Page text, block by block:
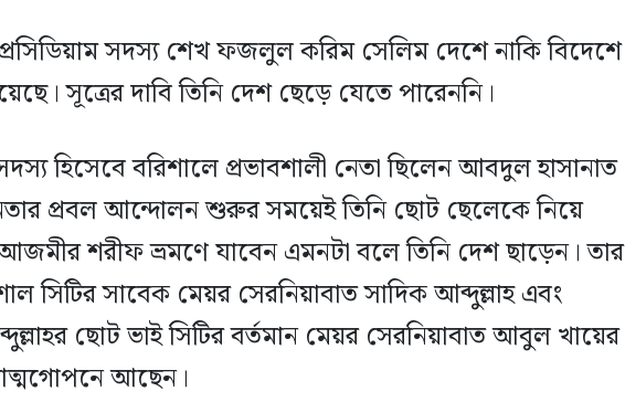
সদস্য শেখ ফজলুল করিম সেলিম দেশে নাকি বিদেশে
সূত্রের দাবি তিনি দেশ ছেড়ে যেতে পারেননি।
হিসেবে বরিশালে প্রভাবশালী নেতা ছিলেন আবদুল হাসানাত
প্রবল আন্দোলন শুরুর সময়েই তিনি ছোট ছেলেকে নিয়ে
শরীফ ভ্রমণে যাবেন এমনটা বলে তিনি দেশ ছাড়েন। তার
সিটির সাবেক মেয়র সেরনিয়াবাত সাদিক আব্দুল্লাহ এবং
ছোট ভাই সিটির বর্তমান মেয়র সেরনিয়াবাত আবুল খায়ের
আছেন।